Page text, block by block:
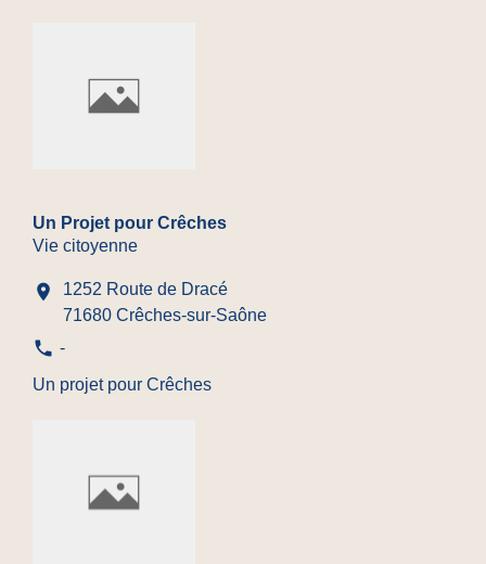
Un Projet pour Crêches
Vie citoyenne
location_on
1252 Route de Dracé
71680 Crêches-sur-Saône
phone -
Un projet pour Crêches